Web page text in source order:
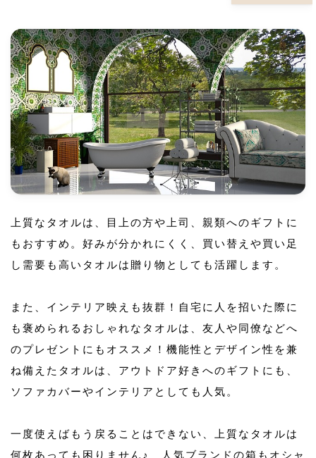
上質なタオルは、目上の方や上司、親類へのギフトに
もおすすめ。好みが分かれにくく、買い替えや買い足
し需要も高いタオルは贈り物としても活躍します。
また、インテリア映えも抜群！自宅に人を招いた際に
も褒められるおしゃれなタオルは、友人や同僚などへ
のプレゼントにもオススメ！機能性とデザイン性を兼
ね備えたタオルは、アウトドア好きへのギフトにも、
ソファカバーやインテリアとしても人気。
一度使えばもう戻ることはできない、上質なタオルは
何枚あっても困りません♪ 人気ブランドの箱もオシャ